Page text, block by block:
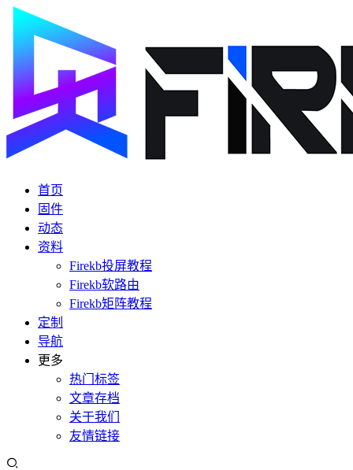
首页
固件
动态
资料
Firekb投屏教程
Firekb软路由
Firekb矩阵教程
定制
导航
更多
热门标签
文章存档
关于我们
友情链接